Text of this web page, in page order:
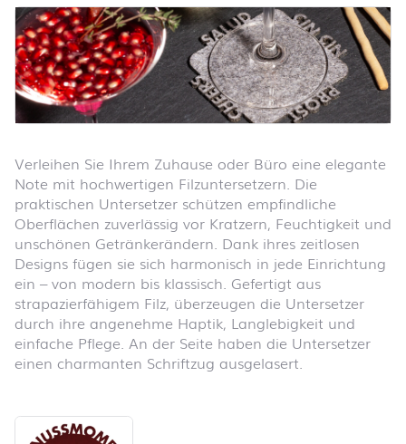
Verleihen Sie Ihrem Zuhause oder Büro eine elegante
Note mit hochwertigen Filzuntersetzern. Die
praktischen Untersetzer schützen empfindliche
Oberflächen zuverlässig vor Kratzern, Feuchtigkeit und
unschönen Getränkerändern. Dank ihres zeitlosen
Designs fügen sie sich harmonisch in jede Einrichtung
ein – von modern bis klassisch. Gefertigt aus
strapazierfähigem Filz, überzeugen die Untersetzer
durch ihre angenehme Haptik, Langlebigkeit und
einfache Pflege. An der Seite haben die Untersetzer
einen charmanten Schriftzug ausgelasert.
Produktliste überspringen und zum Filter springen